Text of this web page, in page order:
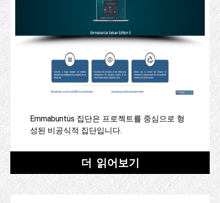
Emmabuntüs 집단은 프로젝트를 중심으로 형
성된 비공식적 집단입니다.
더 읽어보기